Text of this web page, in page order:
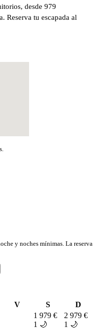
desde 979
Reserva tu escapada al
y noches mínimas. La reserva
V S
D
1 979 €
1 🌙
2 979 €
1 🌙